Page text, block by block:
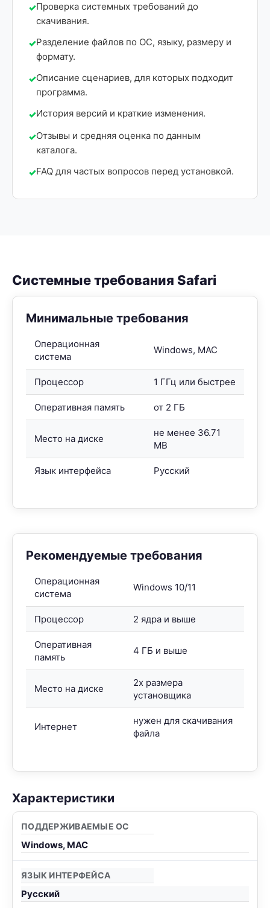
Проверка системных требований до
скачивания.
Разделение файлов по ОС, языку, размеру и
формату.
Описание сценариев, для которых подходит
программа.
История версий и краткие изменения.
Отзывы и средняя оценка по данным
каталога.
FAQ для частых вопросов перед установкой.
Системные требования Safari
Минимальные требования
Операционная
система
Windows, MAC
Процессор 1 ГГц или быстрее
Оперативная память от 2 ГБ
Место на диске
не менее 36.71
MB
Язык интерфейса Русский
Рекомендуемые требования
Операционная
система
Windows 10/11
Процессор 2 ядра и выше
Оперативная
память
4 ГБ и выше
Место на диске
2x размера
установщика
Интернет
нужен для скачивания
файла
Характеристики
ПОДДЕРЖИВАЕМЫЕ ОС
Windows, MAC
ЯЗЫК ИНТЕРФЕЙСА
Русский